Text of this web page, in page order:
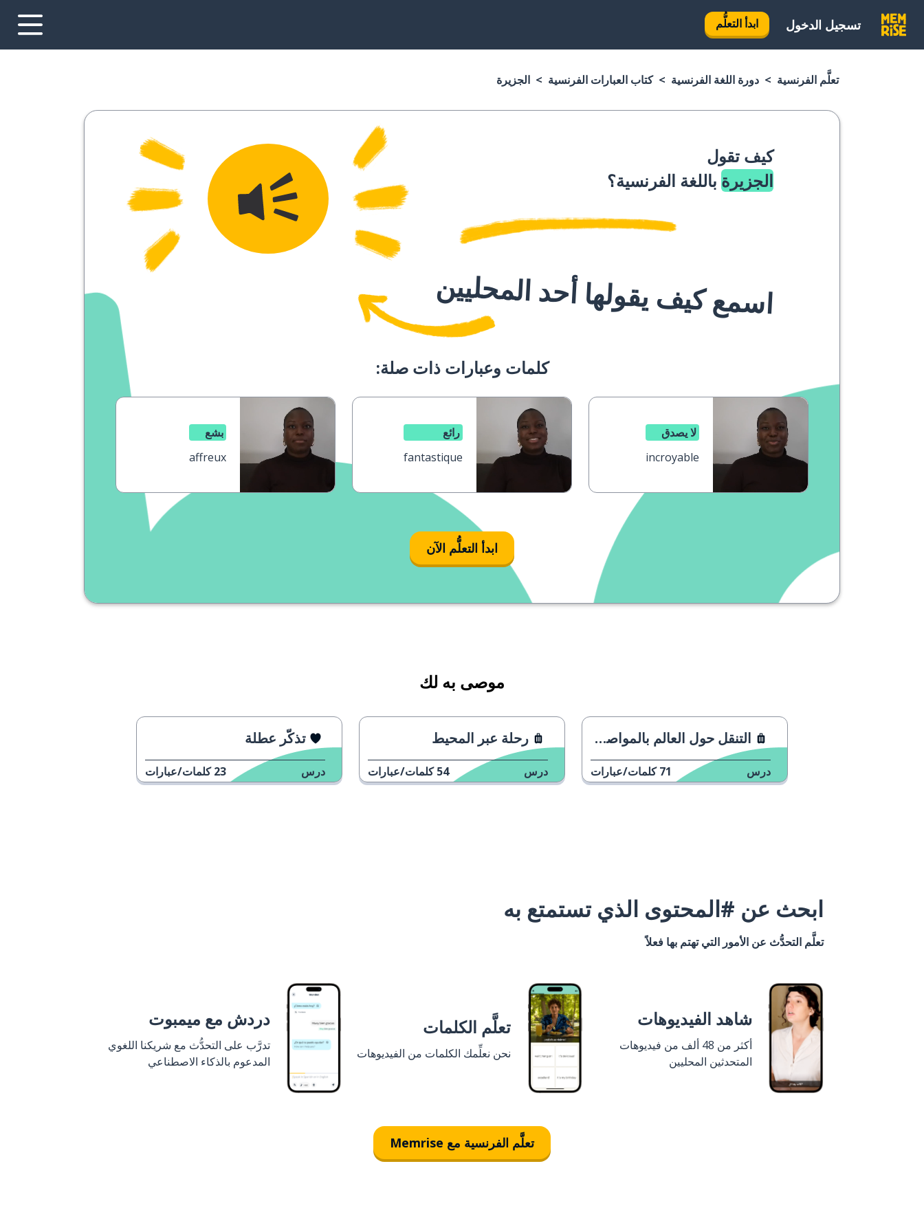
تسجيل الدخول ابدأ التعلُّم
تعلَّم الفرنسية دورة اللغة الفرنسية كتاب العبارات الفرنسية الجزيرة
كيف تقول
الجزيرة باللغة الفرنسية؟
اسمع كيف يقولها أحد المحليين
كلمات وعبارات ذات صلة:
لا يصدق
incroyable
رائع
fantastique
بشع
affreux
ابدأ التعلُّم الآن
موصى به لك
التنقل حول العالم بالمواصلات (بمساعدة من المارة)
درس 71 كلمات/عبارات
رحلة عبر المحيط
درس 54 كلمات/عبارات
تذكّر عطلة
درس 23 كلمات/عبارات
ابحث عن #المحتوى الذي تستمتع به
تعلَّم التحدُّث عن الأمور التي تهتم بها فعلاً
شاهد الفيديوهات
أكثر من 48 ألف من فيديوهات
المتحدثين المحليين
تعلَّم الكلمات
نحن نعلِّمك الكلمات من الفيديوهات
دردش مع ميمبوت
تدرَّب على التحدُّث مع شريكنا اللغوي
المدعوم بالذكاء الاصطناعي
تعلَّم الفرنسية مع Memrise